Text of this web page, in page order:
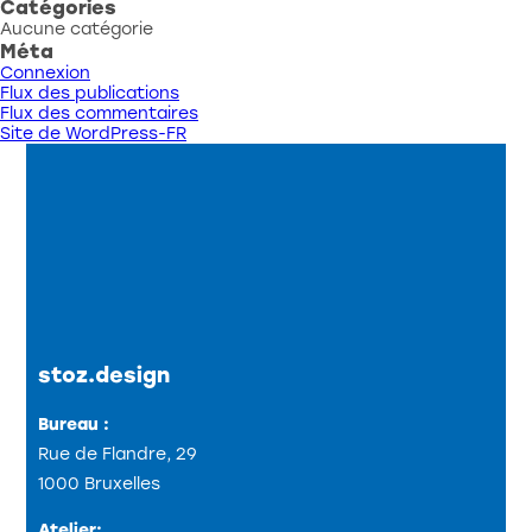
Catégories
Aucune catégorie
Méta
Connexion
Flux des publications
Flux des commentaires
Site de WordPress-FR
stoz.design
Bureau :
Rue de Flandre, 29
1000 Bruxelles